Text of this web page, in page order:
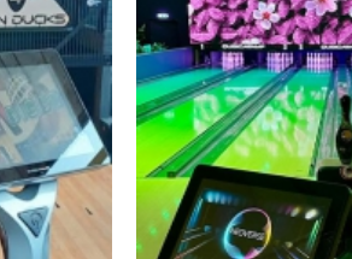
Espel, NL
Se projekt ...